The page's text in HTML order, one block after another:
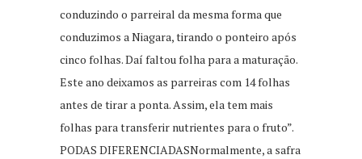
conduzindo o parreiral da mesma forma que
conduzimos a Niagara, tirando o ponteiro após
cinco folhas. Daí faltou folha para a maturação.
Este ano deixamos as parreiras com 14 folhas
antes de tirar a ponta. Assim, ela tem mais
folhas para transferir nutrientes para o fruto”.
PODAS DIFERENCIADASNormalmente, a safra